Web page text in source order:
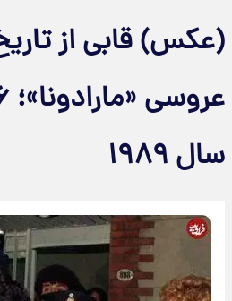
(عکس) قابی از
سال ۱۹۸۹